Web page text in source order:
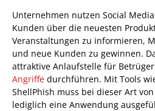
Unternehmen nutzen Social
Kunden über die neuesten
Veranstaltungen zu informieren,
und neue Kunden zu gewinnen.
attraktive Anlaufstelle für
Angriffe durchführen. Mit Tools
ShellPhish muss bei dieser Art
lediglich eine Anwendung